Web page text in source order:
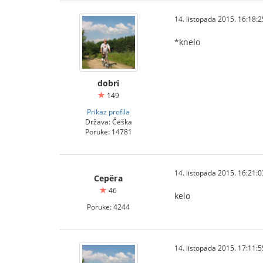
dobri
149
Prikaz profila
Država: Češka
Poruke: 14781
14. listopada 2015.
*knelo
Серёга
46
Poruke: 4244
14. listopada 2015.
kelo
14. listopada 2015.